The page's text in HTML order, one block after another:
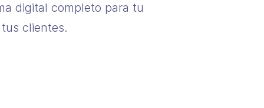
digital completo para tu
clientes.